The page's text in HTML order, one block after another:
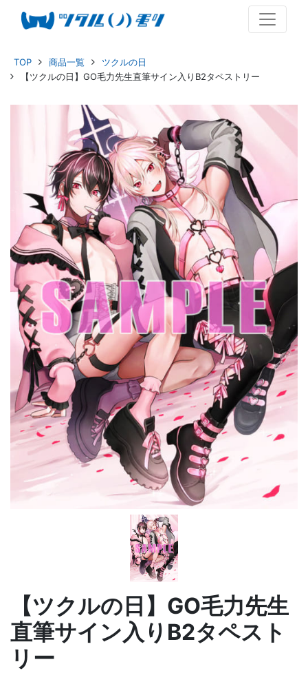
TOP 商品一覧
ツクルの日
【ツクルの日】GO毛力先生直筆サイン入りB2タペストリー
【ツクルの日】GO毛力先生
直筆サイン入りB2タペスト
リー